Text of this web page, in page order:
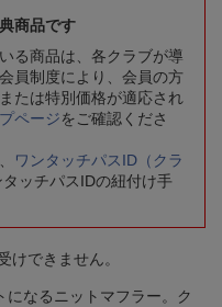
商品です
る商品は、各クラブが導
員制度により、会員の方
たは特別価格が適応され
ページをご確認くださ
ワンタッチパスID（クラ
ッチパスIDの紐付け手
できません。
なるニットマフラー。ク